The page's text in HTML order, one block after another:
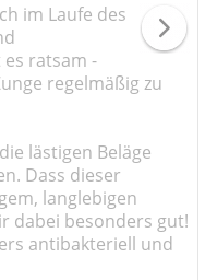
im Laufe des
ratsam -
regelmäßig zu
lästigen Beläge
Dass dieser
langlebigen
dabei besonders gut!
antibakteriell und